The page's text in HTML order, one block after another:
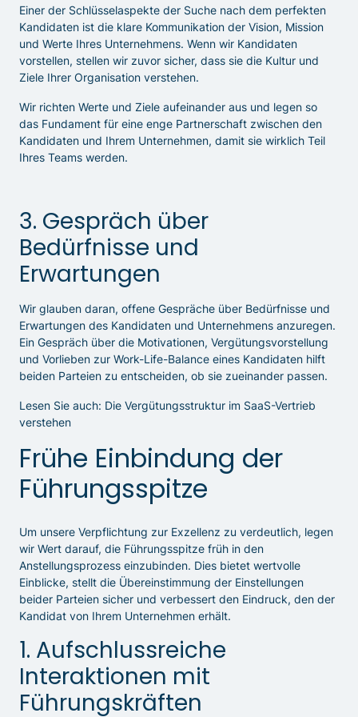
Einer der Schlüsselaspekte der Suche nach dem perfekten
Kandidaten ist die klare Kommunikation der Vision, Mission
und Werte Ihres Unternehmens. Wenn wir Kandidaten
vorstellen, stellen wir zuvor sicher, dass sie die Kultur und
Ziele Ihrer Organisation verstehen.
Wir richten Werte und Ziele aufeinander aus und legen so
das Fundament für eine enge Partnerschaft zwischen den
Kandidaten und Ihrem Unternehmen, damit sie wirklich Teil
Ihres Teams werden.
3. Gespräch über
Bedürfnisse und
Erwartungen
Wir glauben daran, offene Gespräche über Bedürfnisse und
Erwartungen des Kandidaten und Unternehmens anzuregen.
Ein Gespräch über die Motivationen, Vergütungsvorstellung
und Vorlieben zur Work-Life-Balance eines Kandidaten hilft
beiden Parteien zu entscheiden, ob sie zueinander passen.
Lesen Sie auch: Die Vergütungsstruktur im SaaS-Vertrieb
verstehen
Frühe Einbindung der
Führungsspitze
Um unsere Verpflichtung zur Exzellenz zu verdeutlich, legen
wir Wert darauf, die Führungsspitze früh in den
Anstellungsprozess einzubinden. Dies bietet wertvolle
Einblicke, stellt die Übereinstimmung der Einstellungen
beider Parteien sicher und verbessert den Eindruck, den der
Kandidat von Ihrem Unternehmen erhält.
1. Aufschlussreiche
Interaktionen mit
Führungskräften